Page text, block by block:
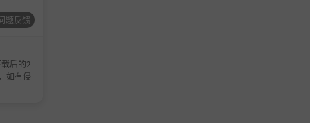
题反馈
后的2
如有侵